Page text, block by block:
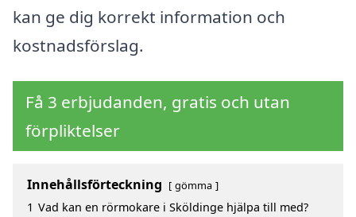
kan ge dig korrekt information och
kostnadsförslag.
Få 3 erbjudanden, gratis och utan
förpliktelser
Innehållsförteckning gömma
1 Vad kan en rörmokare i Sköldinge hjälpa till med?